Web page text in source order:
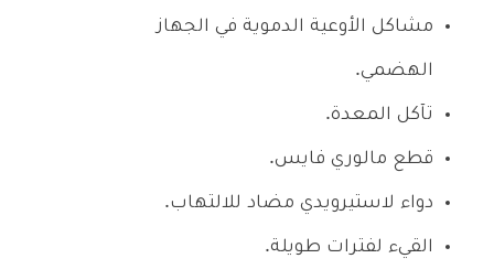
مشاكل الأوعية الدموية في الجهاز
الهضمي.
تآكل المعدة.
قطع مالوري فايس.
دواء لاستيرويدي مضاد للالتهاب.
القيء لفترات طويلة.